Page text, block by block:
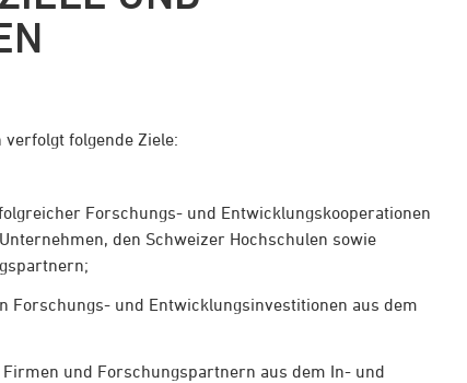
folgende Ziele:
Forschungs- und Entwicklungskooperationen
den Schweizer Hochschulen sowie
Forschungs- und Entwicklungsinvestitionen aus dem
und Forschungspartnern aus dem In- und